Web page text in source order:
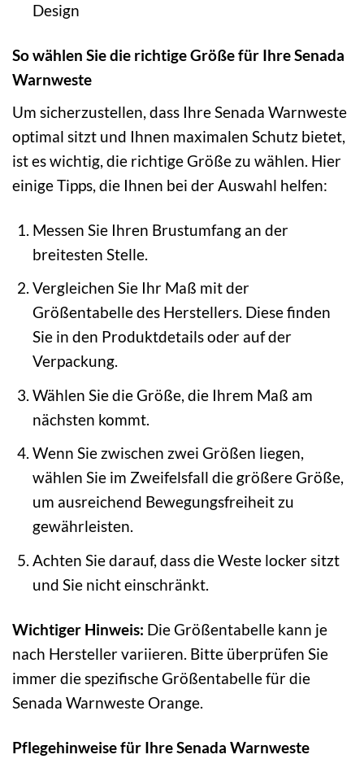
Design
So wählen Sie die richtige Größe für Ihre Senada
Warnweste
Um sicherzustellen, dass Ihre Senada Warnweste
optimal sitzt und Ihnen maximalen Schutz bietet,
ist es wichtig, die richtige Größe zu wählen. Hier
einige Tipps, die Ihnen bei der Auswahl helfen:
Messen Sie Ihren Brustumfang an der
breitesten Stelle.
Vergleichen Sie Ihr Maß mit der
Größentabelle des Herstellers. Diese finden
Sie in den Produktdetails oder auf der
Verpackung.
Wählen Sie die Größe, die Ihrem Maß am
nächsten kommt.
Wenn Sie zwischen zwei Größen liegen,
wählen Sie im Zweifelsfall die größere Größe,
um ausreichend Bewegungsfreiheit zu
gewährleisten.
Achten Sie darauf, dass die Weste locker sitzt
und Sie nicht einschränkt.
Wichtiger Hinweis: Die Größentabelle kann je
nach Hersteller variieren. Bitte überprüfen Sie
immer die spezifische Größentabelle für die
Senada Warnweste Orange.
Pflegehinweise für Ihre Senada Warnweste